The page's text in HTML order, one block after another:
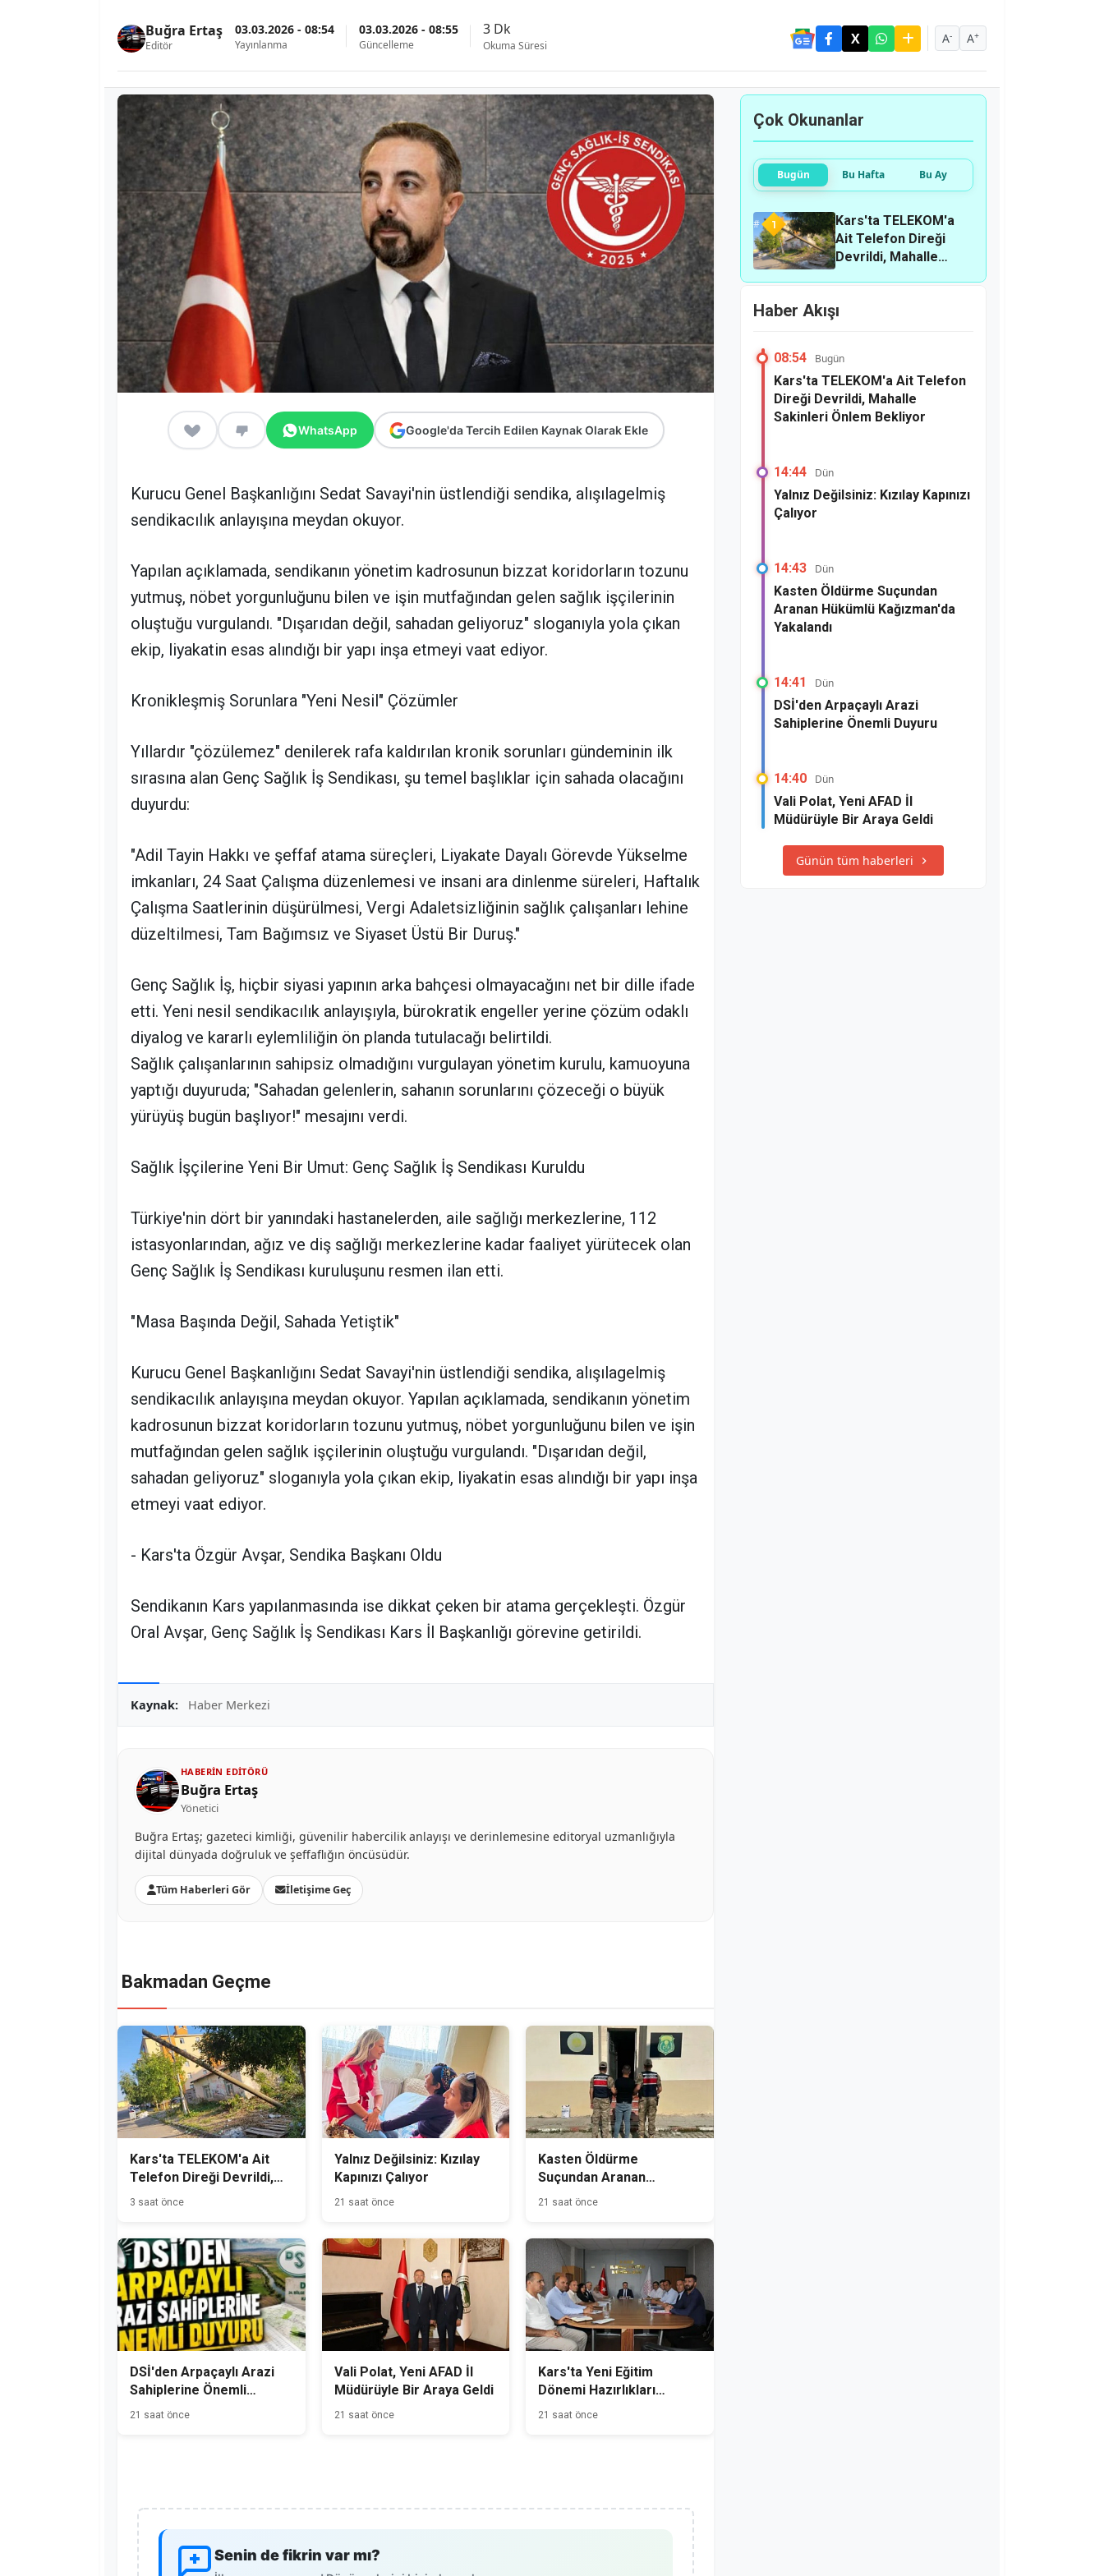
Buğra Ertaş
Editör
03.03.2026 - 08:54
Yayınlanma
03.03.2026 - 08:55
Güncelleme
3 Dk
Okuma Süresi A- A+
WhatsApp Google'da Tercih Edilen Kaynak Olarak Ekle
Kurucu Genel Başkanlığını Sedat Savayi'nin üstlendiği sendika, alışılagelmiş
sendikacılık anlayışına meydan okuyor.
Yapılan açıklamada, sendikanın yönetim kadrosunun bizzat koridorların tozunu
yutmuş, nöbet yorgunluğunu bilen ve işin mutfağından gelen sağlık işçilerinin
oluştuğu vurgulandı. "Dışarıdan değil, sahadan geliyoruz" sloganıyla yola çıkan
ekip, liyakatin esas alındığı bir yapı inşa etmeyi vaat ediyor.
Kronikleşmiş Sorunlara "Yeni Nesil" Çözümler
Yıllardır "çözülemez" denilerek rafa kaldırılan kronik sorunları gündeminin ilk
sırasına alan Genç Sağlık İş Sendikası, şu temel başlıklar için sahada olacağını
duyurdu:
"Adil Tayin Hakkı ve şeffaf atama süreçleri, Liyakate Dayalı Görevde Yükselme
imkanları, 24 Saat Çalışma düzenlemesi ve insani ara dinlenme süreleri, Haftalık
Çalışma Saatlerinin düşürülmesi, Vergi Adaletsizliğinin sağlık çalışanları lehine
düzeltilmesi, Tam Bağımsız ve Siyaset Üstü Bir Duruş."
Genç Sağlık İş, hiçbir siyasi yapının arka bahçesi olmayacağını net bir dille ifade
etti. Yeni nesil sendikacılık anlayışıyla, bürokratik engeller yerine çözüm odaklı
diyalog ve kararlı eylemliliğin ön planda tutulacağı belirtildi.
Sağlık çalışanlarının sahipsiz olmadığını vurgulayan yönetim kurulu, kamuoyuna
yaptığı duyuruda; "Sahadan gelenlerin, sahanın sorunlarını çözeceği o büyük
yürüyüş bugün başlıyor!" mesajını verdi.
Sağlık İşçilerine Yeni Bir Umut: Genç Sağlık İş Sendikası Kuruldu
Türkiye'nin dört bir yanındaki hastanelerden, aile sağlığı merkezlerine, 112
istasyonlarından, ağız ve diş sağlığı merkezlerine kadar faaliyet yürütecek olan
Genç Sağlık İş Sendikası kuruluşunu resmen ilan etti.
"Masa Başında Değil, Sahada Yetiştik"
Kurucu Genel Başkanlığını Sedat Savayi'nin üstlendiği sendika, alışılagelmiş
sendikacılık anlayışına meydan okuyor. Yapılan açıklamada, sendikanın yönetim
kadrosunun bizzat koridorların tozunu yutmuş, nöbet yorgunluğunu bilen ve işin
mutfağından gelen sağlık işçilerinin oluştuğu vurgulandı. "Dışarıdan değil,
sahadan geliyoruz" sloganıyla yola çıkan ekip, liyakatin esas alındığı bir yapı inşa
etmeyi vaat ediyor.
- Kars'ta Özgür Avşar, Sendika Başkanı Oldu
Sendikanın Kars yapılanmasında ise dikkat çeken bir atama gerçekleşti. Özgür
Oral Avşar, Genç Sağlık İş Sendikası Kars İl Başkanlığı görevine getirildi.
Kaynak: Haber Merkezi
HABERIN EDITÖRÜ
Buğra Ertaş
Yönetici
Buğra Ertaş; gazeteci kimliği, güvenilir habercilik anlayışı ve derinlemesine editoryal uzmanlığıyla
dijital dünyada doğruluk ve şeffaflığın öncüsüdür.
Tüm Haberleri Gör İletişime Geç
Bakmadan Geçme
Kars'ta TELEKOM'a Ait
Telefon Direği Devrildi,
Mahalle Sakinleri Önlem
3 saat önce
Yalnız Değilsiniz: Kızılay
Kapınızı Çalıyor
21 saat önce
Kasten Öldürme
Suçundan Aranan
Hükümlü Kağızman'da
21 saat önce
DSİ'den Arpaçaylı Arazi
Sahiplerine Önemli
Duyuru
21 saat önce
Vali Polat, Yeni AFAD İl
Müdürüyle Bir Araya Geldi
21 saat önce
Kars'ta Yeni Eğitim
Dönemi Hazırlıkları
Başladı
21 saat önce
Senin de fikrin var mı?
Çok Okunanlar
Bugün Bu Hafta Bu Ay
1
Kars'ta TELEKOM'a
Ait Telefon Direği
Devrildi, Mahalle
Haber Akışı
08:54 Bugün
Kars'ta TELEKOM'a Ait Telefon
Direği Devrildi, Mahalle
Sakinleri Önlem Bekliyor
14:44 Dün
Yalnız Değilsiniz: Kızılay Kapınızı
Çalıyor
14:43 Dün
Kasten Öldürme Suçundan
Aranan Hükümlü Kağızman'da
Yakalandı
14:41 Dün
DSİ'den Arpaçaylı Arazi
Sahiplerine Önemli Duyuru
14:40 Dün
Vali Polat, Yeni AFAD İl
Müdürüyle Bir Araya Geldi
Günün tüm haberleri